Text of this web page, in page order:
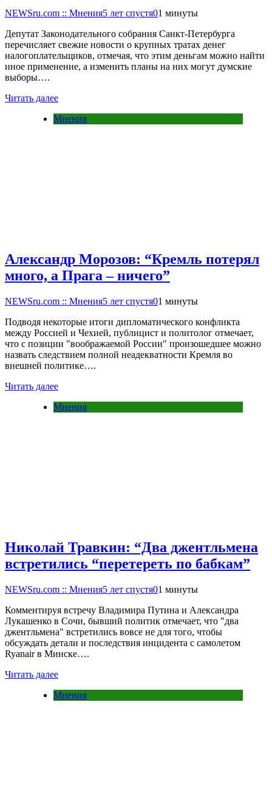
NEWSru.com :: Мнения5 лет спустя01 минуты
Депутат Законодательного собрания Санкт-Петербурга
перечисляет свежие новости о крупных тратах денег
налогоплательщиков, отмечая, что этим деньгам можно найти
иное применение, а изменить планы на них могут думские
выборы….
Читать далее
Мнения
Александр Морозов: “Кремль потерял
много, а Прага – ничего”
NEWSru.com :: Мнения5 лет спустя01 минуты
Подводя некоторые итоги дипломатического конфликта
между Россией и Чехией, публицист и политолог отмечает,
что с позиции "воображаемой России" произошедшее можно
назвать следствием полной неадекватности Кремля во
внешней политике….
Читать далее
Мнения
Николай Травкин: “Два джентльмена
встретились “перетереть по бабкам”
NEWSru.com :: Мнения5 лет спустя01 минуты
Комментируя встречу Владимира Путина и Александра
Лукашенко в Сочи, бывший политик отмечает, что "два
джентльмена" встретились вовсе не для того, чтобы
обсуждать детали и последствия инцидента с самолетом
Ryanair в Минске….
Читать далее
Мнения